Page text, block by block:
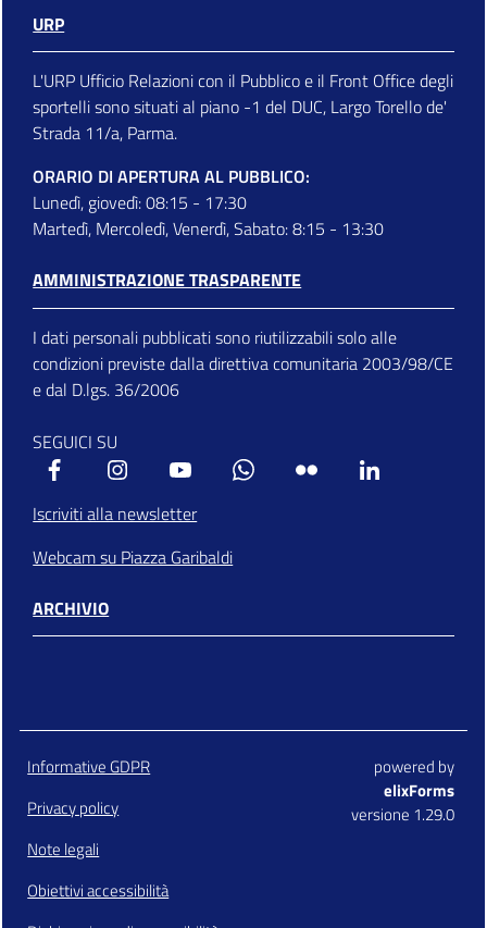
URP
L'URP Ufficio Relazioni con il Pubblico e il Front Office degli
sportelli sono situati al piano -1 del DUC, Largo Torello de'
Strada 11/a, Parma.
ORARIO DI APERTURA AL PUBBLICO:
Lunedì, giovedì: 08:15 - 17:30
Martedì, Mercoledì, Venerdì, Sabato: 8:15 - 13:30
AMMINISTRAZIONE TRASPARENTE
I dati personali pubblicati sono riutilizzabili solo alle
condizioni previste dalla direttiva comunitaria 2003/98/CE
e dal D.lgs. 36/2006
SEGUICI SU
Facebook Instagram Youtube Whatsapp
Iscriviti alla newsletter
Webcam su Piazza Garibaldi
ARCHIVIO
Informative GDPR
Privacy policy
Note legali
Obiettivi accessibilità
powered by
elixForms
versione 1.29.0